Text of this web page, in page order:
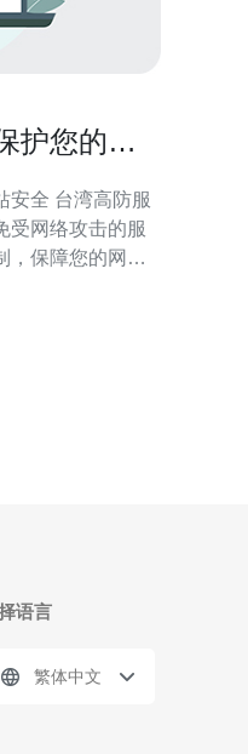
护您的网
防服
受网络攻击的服
，保障您的网站
的攻击，如
语言
繁体中文